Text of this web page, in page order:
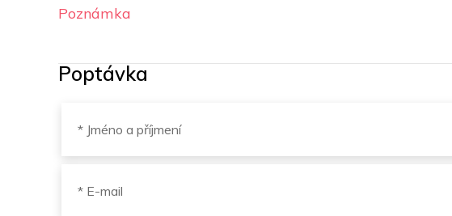
Poznámka
Poptávka